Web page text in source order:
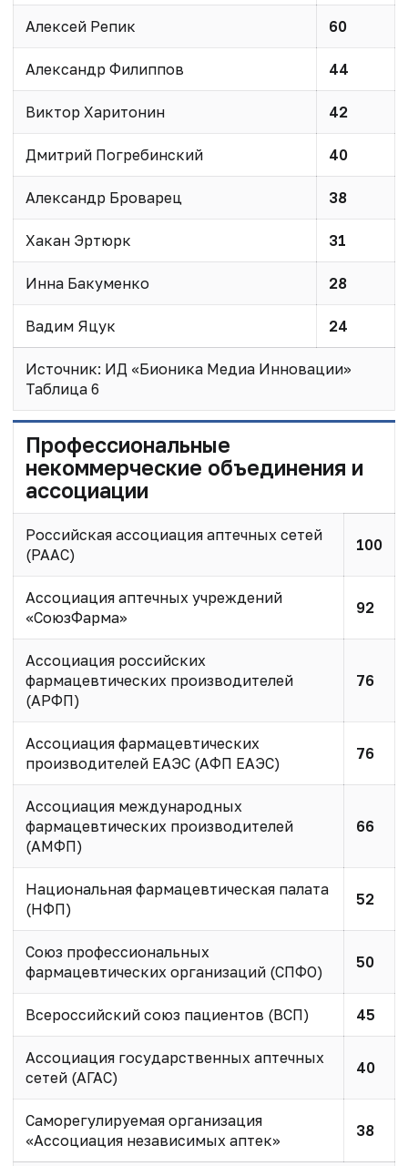
Алексей Репик 60
Александр Филиппов 44
Виктор Харитонин 42
Дмитрий Погребинский 40
Александр Броварец 38
Хакан Эртюрк 31
Инна Бакуменко 28
Вадим Яцук 24
Источник: ИД «Бионика Медиа Инновации»
Таблица 6
Профессиональные
некоммерческие объединения и
ассоциации
Российская ассоциация аптечных сетей
(РААС)
100
Ассоциация аптечных учреждений
«СоюзФарма»
92
Ассоциация российских
фармацевтических производителей
(АРФП)
76
Ассоциация фармацевтических
производителей ЕАЭС (АФП ЕАЭС)
76
Ассоциация международных
фармацевтических производителей
(АМФП)
66
Национальная фармацевтическая палата
(НФП)
52
Союз профессиональных
фармацевтических организаций (СПФО)
50
Всероссийский союз пациентов (ВСП) 45
Ассоциация государственных аптечных
сетей (АГАС)
40
Саморегулируемая организация
«Ассоциация независимых аптек»
38